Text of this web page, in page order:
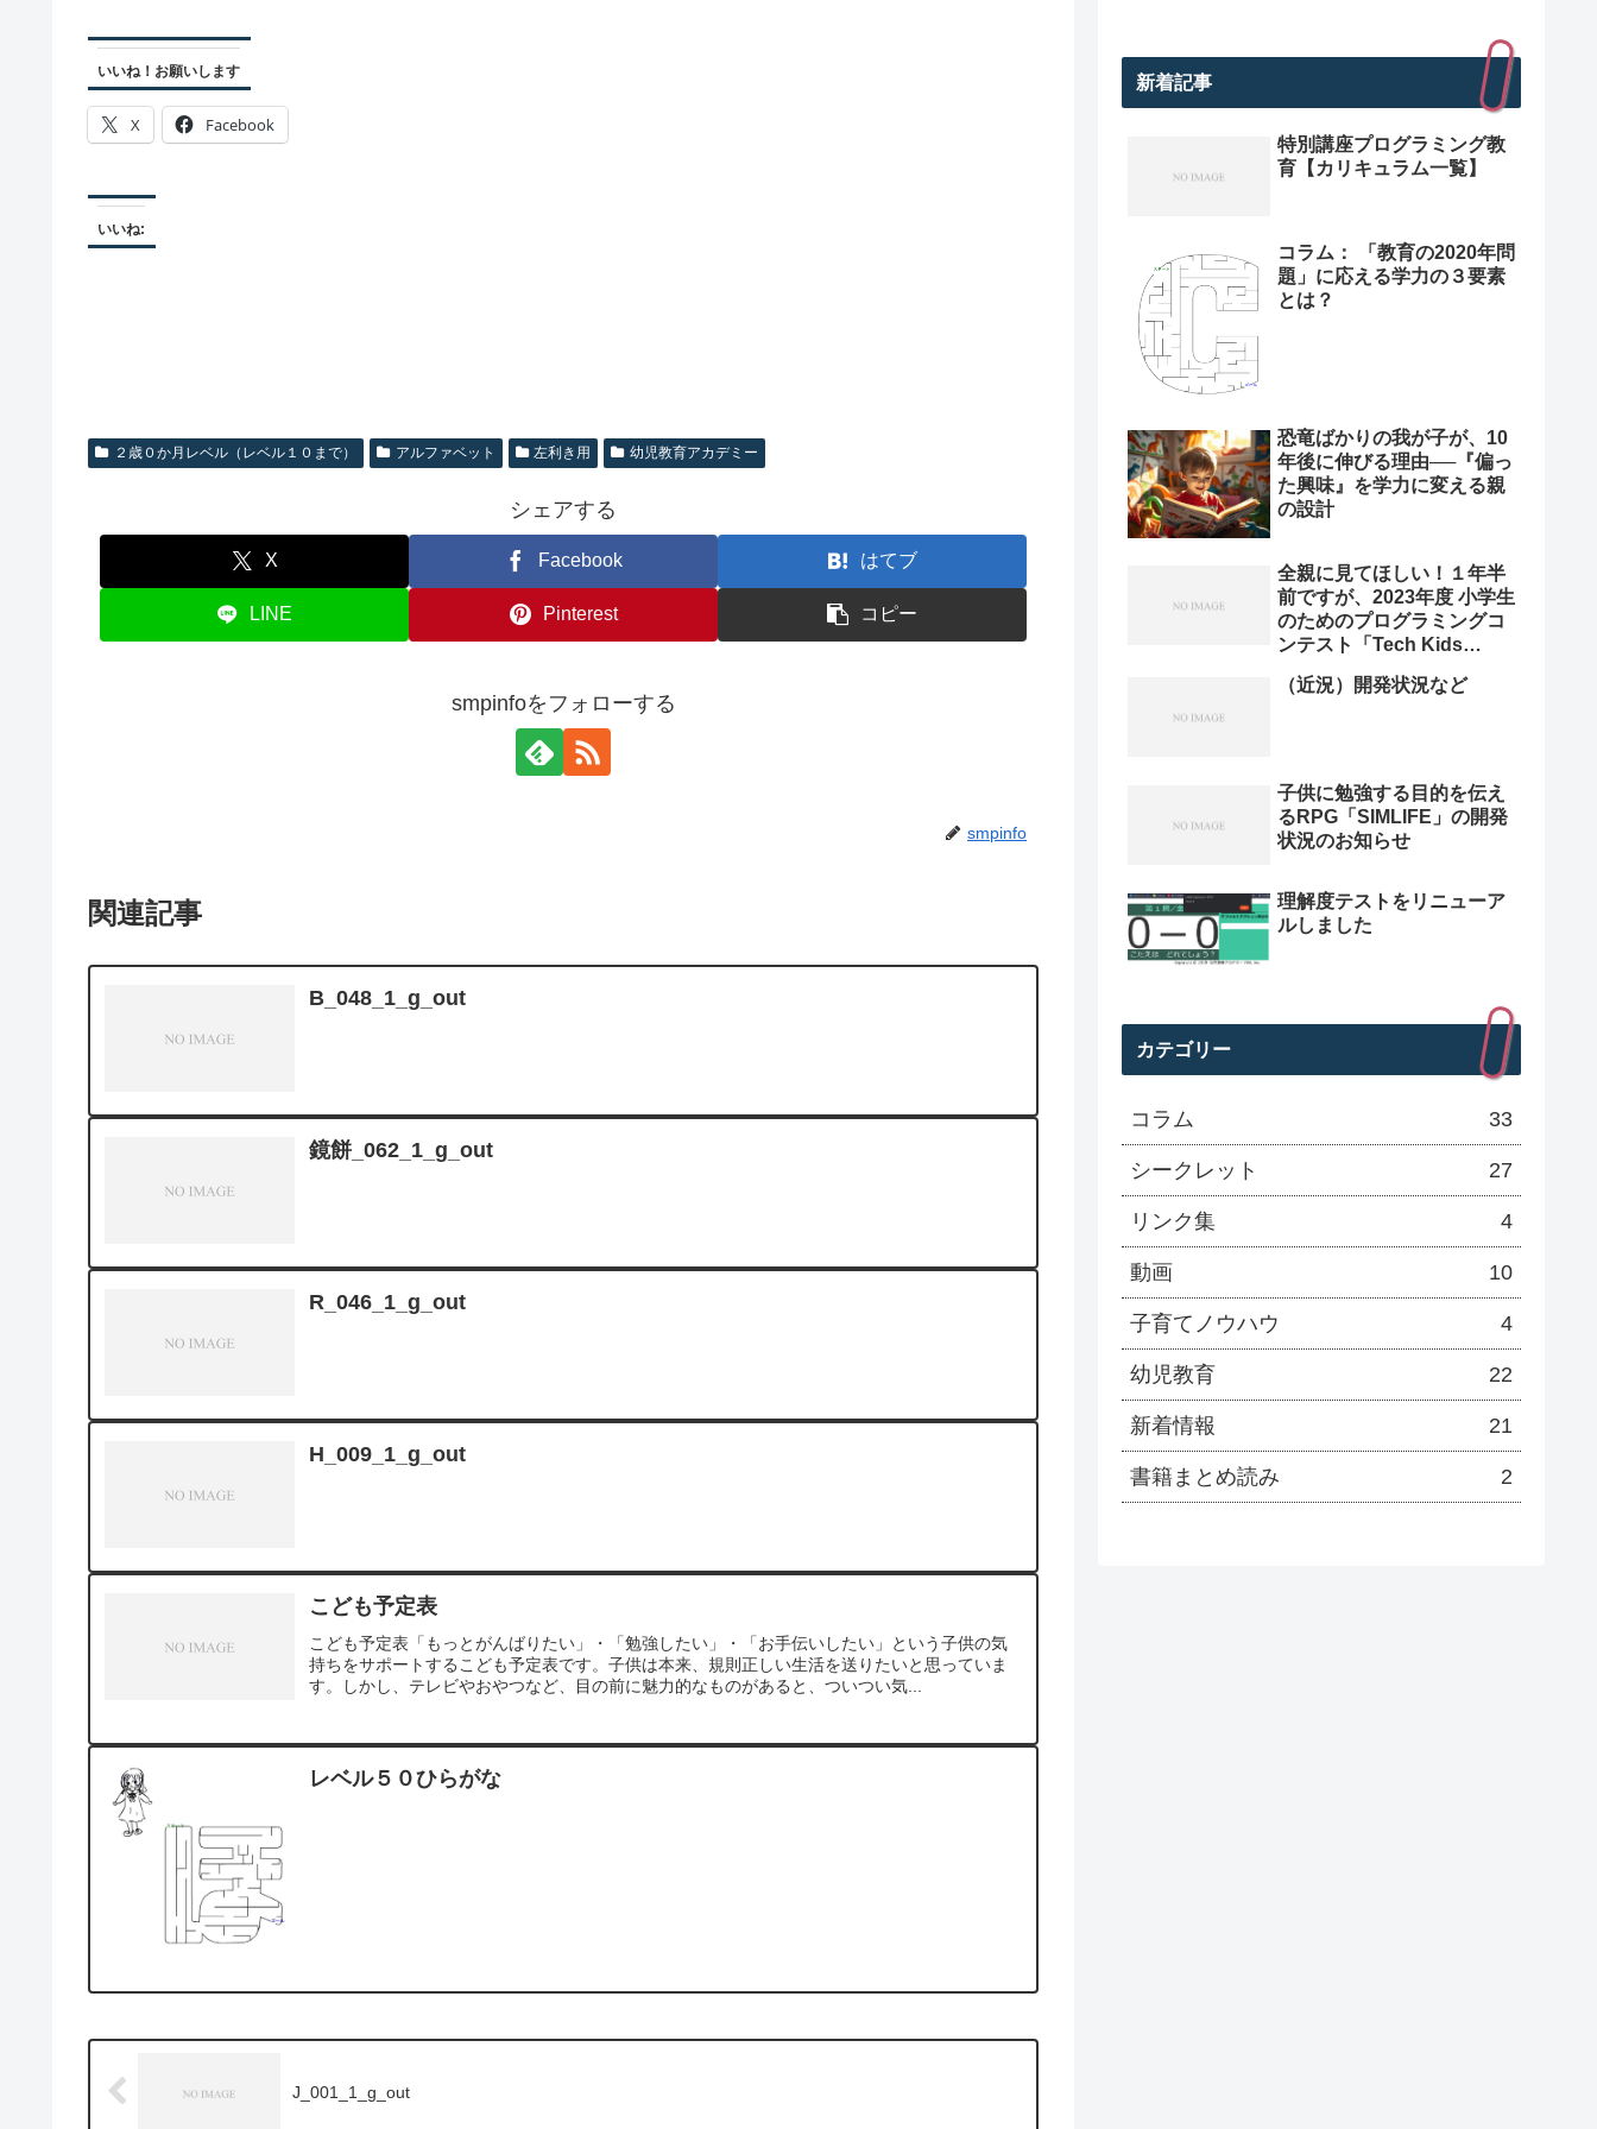
いいね！お願いします
X Facebook
いいね:
２歳０か月レベル（レベル１０まで） アルファベット 左利き用 幼児教育アカデミー
シェアする
X Facebook はてブ
LINE Pinterest コピー
smpinfoをフォローする
smpinfo
関連記事
B_048_1_g_out
鏡餅_062_1_g_out
R_046_1_g_out
H_009_1_g_out
こども予定表
こども予定表「もっとがんばりたい」・「勉強したい」・「お手伝いしたい」という子供の気
持ちをサポートするこども予定表です。子供は本来、規則正しい生活を送りたいと思っていま
す。しかし、テレビやおやつなど、目の前に魅力的なものがあると、ついつい気...
レベル５０ひらがな
J_001_1_g_out
新着記事
特別講座プログラミング教
育【カリキュラム一覧】
コラム： 「教育の2020年問
題」に応える学力の３要素
とは？
恐竜ばかりの我が子が、10
年後に伸びる理由──『偏っ
た興味』を学力に変える親
の設計
全親に見てほしい！１年半
前ですが、2023年度 小学生
のためのプログラミングコ
ンテスト「Tech Kids
勝プレゼン動画を紹介。プ
（近況）開発状況など
子供に勉強する目的を伝え
るRPG「SIMLIFE」の開発
状況のお知らせ
理解度テストをリニューア
ルしました
カテゴリー
コラム 33
シークレット 27
リンク集 4
動画 10
子育てノウハウ 4
幼児教育 22
新着情報 21
書籍まとめ読み 2